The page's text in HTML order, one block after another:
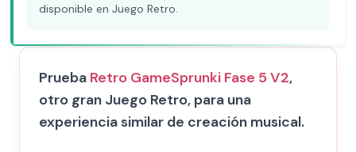
disponible en Juego Retro.
Prueba Retro GameSprunki Fase 5 V2,
otro gran Juego Retro, para una
experiencia similar de creación musical.